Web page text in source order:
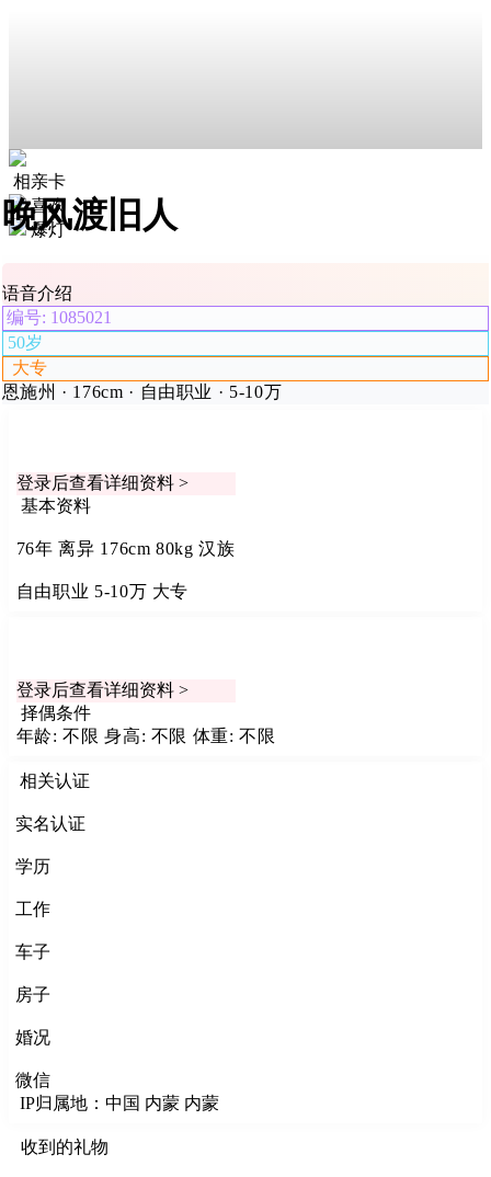
相亲卡
喜欢
爆灯
晚风渡旧人
语音介绍
编号: 1085021
50岁
大专
恩施州 · 176cm · 自由职业 · 5-10万
登录后查看详细资料 >
基本资料
76年离异 176cm80kg汉族
自由职业 5-10万 大专
登录后查看详细资料 >
择偶条件
年龄: 不限身高: 不限 体重: 不限
相关认证
实名认证
学历
工作
车子
房子
婚况
微信
IP归属地：中国 内蒙 内蒙
收到的礼物